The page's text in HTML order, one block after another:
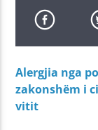
Alergjia nga
zakonshëm i
vitit